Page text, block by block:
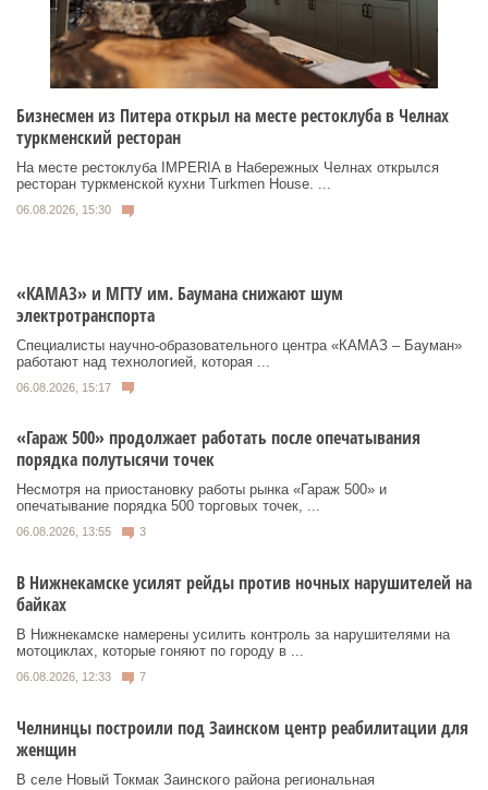
Бизнесмен из Питера открыл на месте рестоклуба в Челнах
туркменский ресторан
На месте рестоклуба IMPERIA в Набережных Челнах открылся
ресторан туркменской кухни Turkmen House. ...
06.08.2026, 15:30
«КАМАЗ» и МГТУ им. Баумана снижают шум
электротранспорта
Специалисты научно-образовательного центра «КАМАЗ – Бауман»
работают над технологией, которая ...
06.08.2026, 15:17
«Гараж 500» продолжает работать после опечатывания
порядка полутысячи точек
Несмотря на приостановку работы рынка «Гараж 500» и
опечатывание порядка 500 торговых точек, ...
06.08.2026, 13:55 3
В Нижнекамске усилят рейды против ночных нарушителей на
байках
В Нижнекамске намерены усилить контроль за нарушителями на
мотоциклах, которые гоняют по городу в ...
06.08.2026, 12:33 7
Челнинцы построили под Заинском центр реабилитации для
женщин
В селе Новый Токмак Заинского района региональная